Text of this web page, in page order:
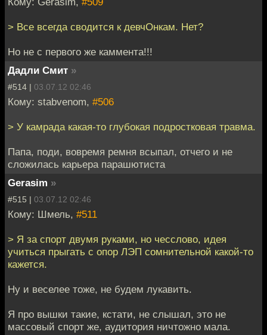
> Все всегда сводится к девчОнкам. Нет?
Но не с первого же каммента!!!
Дадли Смит »
#514 | 03.07.12 02:46
Кому: stabvenom, #506
> У камрада какая-то глубокая подростковая травма.
Папа, поди, вовремя ремня всыпал, отчего и не
сложилась карьера парашютиста
Gerasim »
#515 | 03.07.12 02:46
Кому: Шмель, #511
> Я за спорт двумя руками, но чесслово, идея
учиться прыгать с опор ЛЭП сомнительной какой-то
кажется.
Ну и веселее тоже, не будем лукавить.
Я про вышки такие, кстати, не слышал, это не
массовый спорт же, аудитория ничтожно мала.